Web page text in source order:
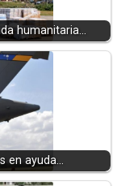
humanitaria…
en ayuda…